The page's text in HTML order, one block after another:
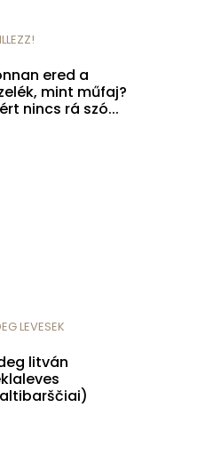
ered a
mint műfaj?
nincs rá szó...
LEVESEK
litván